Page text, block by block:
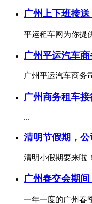
广州上下班接
平运租车网为你提
广州平运汽车
广州平运汽车商务
广州商务租车
...
清明节假期，
清明小假期要来啦
广州春交会期
一年一度的广州春